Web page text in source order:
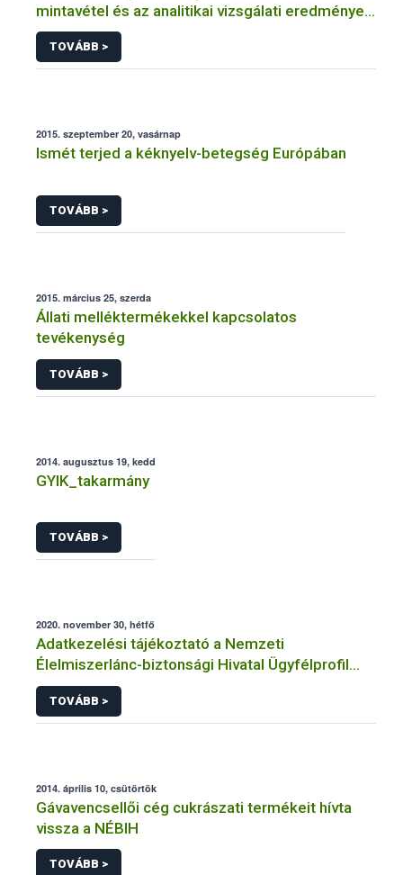
mintavétel és az analitikai vizsgálati eredmények
megbízhatósága
TOVÁBB >
2015. szeptember 20, vasárnap
Ismét terjed a kéknyelv-betegség Európában
TOVÁBB >
2015. március 25, szerda
Állati melléktermékekkel kapcsolatos
tevékenység
TOVÁBB >
2014. augusztus 19, kedd
GYIK_takarmány
TOVÁBB >
2020. november 30, hétfő
Adatkezelési tájékoztató a Nemzeti
Élelmiszerlánc-biztonsági Hivatal Ügyfélprofil
Rendszerben élelmiszerforgalmazás
témakörben intézhető közhatalmi eljárásaihoz
kapcsolódó adatkezeléséhez
TOVÁBB >
2014. április 10, csütörtök
Gávavencsellői cég cukrászati termékeit hívta
vissza a NÉBIH
TOVÁBB >